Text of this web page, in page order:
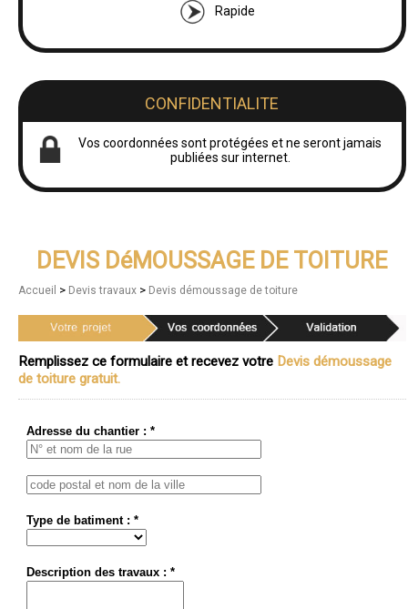
Rapide
CONFIDENTIALITE
Vos coordonnées sont protégées et ne seront jamais
publiées sur internet.
DEVIS DéMOUSSAGE DE TOITURE
Accueil > Devis travaux > Devis démoussage de toiture
Remplissez ce formulaire et recevez votre Devis démoussage
de toiture gratuit.
Adresse du chantier : *
Type de batiment : *
Description des travaux : *